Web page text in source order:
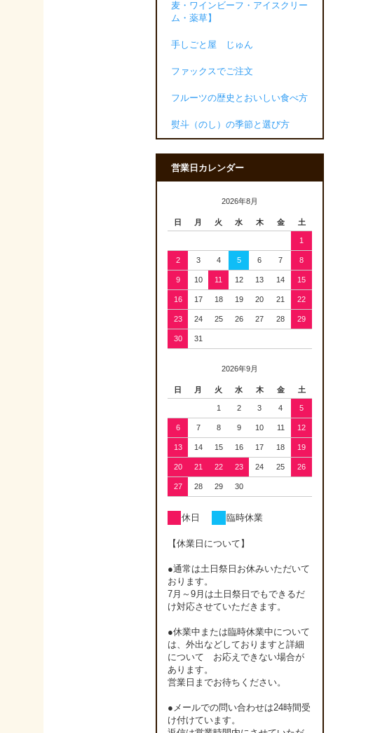
麦・ワインビーフ・アイスクリー
ム・薬草】
手しごと屋 じゅん
ファックスでご注文
フルーツの歴史とおいしい食べ方
熨斗（のし）の季節と選び方
営業日カレンダー
2026年8月
日 月 火 水 木 金 土
1
2 3 4 5 6 7 8
9 10 11 12 13 14 15
16 17 18 19 20 21 22
23 24 25 26 27 28 29
30 31
2026年9月
日 月 火 水 木 金 土
1 2 3 4 5
6 7 8 9 10 11 12
13 14 15 16 17 18 19
20 21 22 23 24 25 26
27 28 29 30
休日 臨時休業
【休業日について】
●通常は土日祭日お休みいただいて
おります。
7月～9月は土日祭日でもできるだ
け対応させていただきます。
●休業中または臨時休業中について
は、外出などしておりますと詳細
について お応えできない場合が
あります。
営業日までお待ちください。
●メールでの問い合わせは24時間受
け付けています。